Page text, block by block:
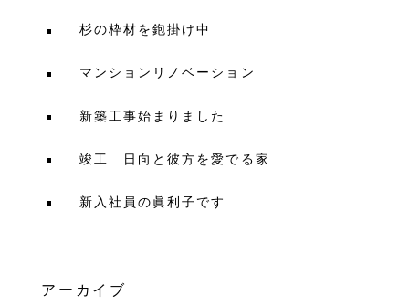
杉の枠材を鉋掛け中
マンションリノベーション
新築工事始まりました
竣工 日向と彼方を愛でる家
新入社員の眞利子です
アーカイブ